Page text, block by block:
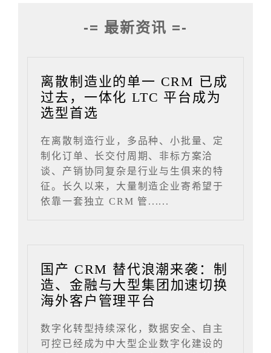
-= 最新资讯 =-
离散制造业的单一 CRM 已成
过去，一体化 LTC 平台成为
选型首选
在离散制造行业，多品种、小批量、定
制化订单、长交付周期、非标方案洽
谈、产销协同复杂是行业与生俱来的特
征。长久以来，大量制造企业寄希望于
依靠一套独立 CRM 管......
国产 CRM 替代浪潮来袭：制
造、金融与大型集团加速切换
海外客户管理平台
数字化转型持续深化，数据安全、自主
可控已经成为中大型企业数字化建设的